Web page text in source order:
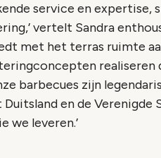
service en expertise,
vertelt Sandra
met het terras ruimte
realiseren
barbecues zijn
en de
we leveren.’